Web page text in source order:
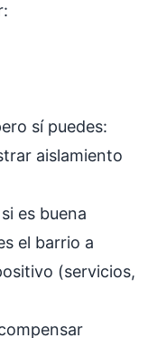
sí puedes:
aislamiento
es buena
el barrio a
(servicios,